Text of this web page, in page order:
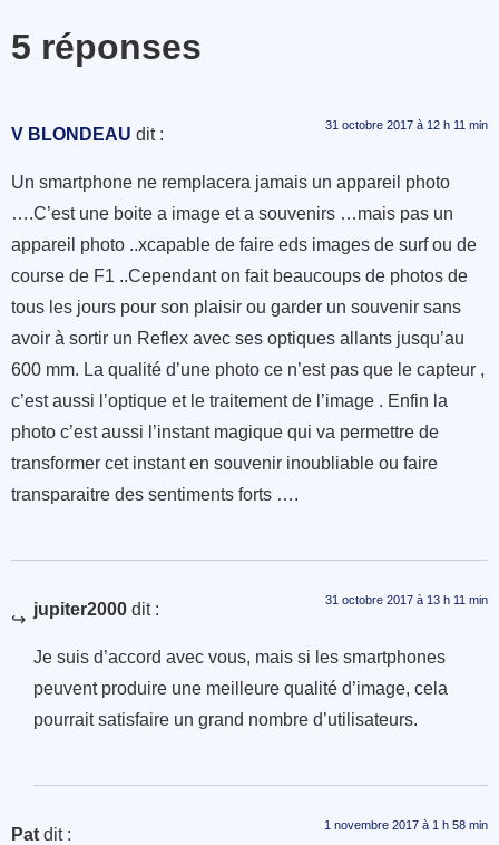
5 réponses
V BLONDEAU dit : 31 octobre 2017 à 12 h 11 min
Un smartphone ne remplacera jamais un appareil photo
….C’est une boite a image et a souvenirs …mais pas un
appareil photo ..xcapable de faire eds images de surf ou de
course de F1 ..Cependant on fait beaucoups de photos de
tous les jours pour son plaisir ou garder un souvenir sans
avoir à sortir un Reflex avec ses optiques allants jusqu’au
600 mm. La qualité d’une photo ce n’est pas que le capteur ,
c’est aussi l’optique et le traitement de l’image . Enfin la
photo c’est aussi l’instant magique qui va permettre de
transformer cet instant en souvenir inoubliable ou faire
transparaitre des sentiments forts ….
jupiter2000 dit : 31 octobre 2017 à 13 h 11 min
Je suis d’accord avec vous, mais si les smartphones
peuvent produire une meilleure qualité d’image, cela
pourrait satisfaire un grand nombre d’utilisateurs.
Pat dit : 1 novembre 2017 à 1 h 58 min